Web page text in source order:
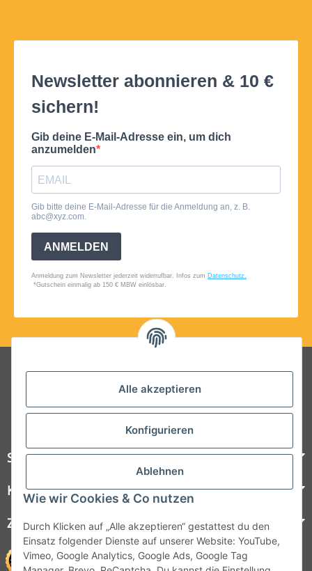
Alle akzeptieren
Konfigurieren
Ablehnen
Wie wir Cookies & Co nutzen
Durch Klicken auf „Alle akzeptieren“ gestattest du den
Einsatz folgender Dienste auf unserer Website: YouTube,
Vimeo, Google Analytics, Google Ads, Google Tag
Folgt uns auf Social Media
Steelboxx
Kundenservice
Zahlungsmöglichkeiten